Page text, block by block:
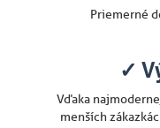
Priemerné
✓
Vďaka
menších